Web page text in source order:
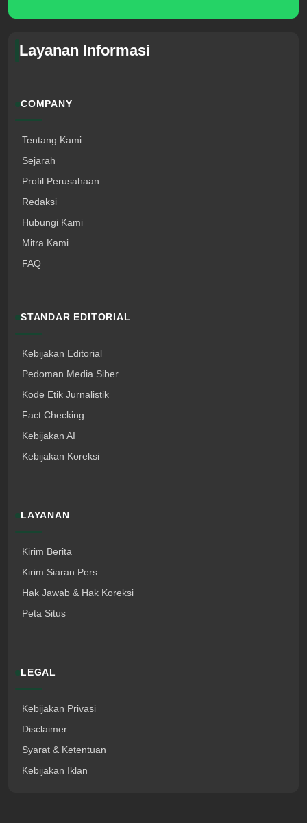
Layanan Informasi
COMPANY
Tentang Kami
Sejarah
Profil Perusahaan
Redaksi
Hubungi Kami
Mitra Kami
FAQ
STANDAR EDITORIAL
Kebijakan Editorial
Pedoman Media Siber
Kode Etik Jurnalistik
Fact Checking
Kebijakan AI
Kebijakan Koreksi
LAYANAN
Kirim Berita
Kirim Siaran Pers
Hak Jawab & Hak Koreksi
Peta Situs
LEGAL
Kebijakan Privasi
Disclaimer
Syarat & Ketentuan
Kebijakan Iklan